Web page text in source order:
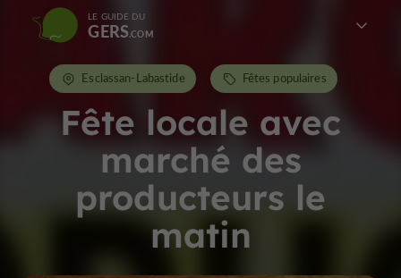
LE GUIDE DU
GERS
Fête locale avec
marché des
producteurs le
matin
Esclassan-Labastide Fêtes populaires